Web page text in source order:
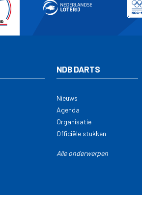
NDB DARTS
Nieuws
Agenda
Organisatie
Officiële stukken
Alle onderwerpen